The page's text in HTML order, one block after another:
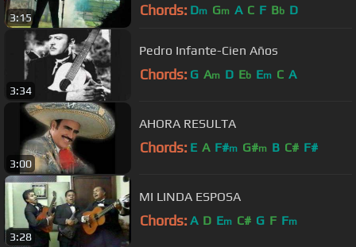
3:15 Chords: Dm Gm A C F Bb D
3:34
Pedro Infante-Cien Años
Chords: G Am D Eb Em C A
3:00
AHORA RESULTA
Chords: E A F#m G#m B C# F#
3:28
MI LINDA ESPOSA
Chords: A D Em C# G F Fm